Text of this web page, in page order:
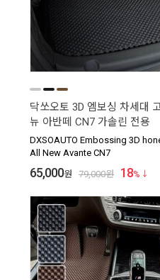
닥쏘오토 3D 엠보싱 차세대
뉴 아반떼 CN7 가솔린 전용
DXSOAUTO Embossing 3D
All New Avante CN7
65,000원 79,000원 18%